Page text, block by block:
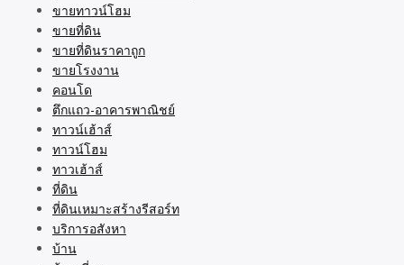
ขายทาวน์โฮม
ขายที่ดิน
ขายที่ดินราคาถูก
ขายโรงงาน
คอนโด
ตึกแถว-อาคารพาณิชย์
ทาวน์เฮ้าส์
ทาวน์โฮม
ทาวเฮ้าส์
ที่ดิน
ที่ดินเหมาะสร้างรีสอร์ท
บริการอสังหา
บ้าน